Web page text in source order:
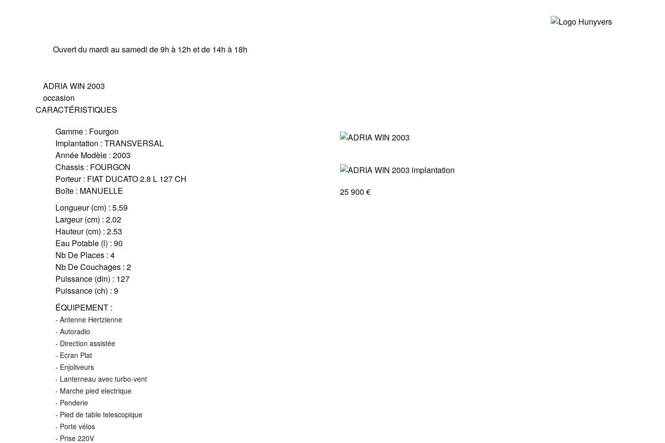
Ouvert du mardi au samedi de 9h à 12h et de 14h à 18h
ADRIA WIN 2003
occasion
CARACTÉRISTIQUES
Gamme : Fourgon
Implantation : TRANSVERSAL
Année Modèle : 2003
Chassis : FOURGON
Porteur : FIAT DUCATO 2.8 L 127 CH
Boîte : MANUELLE
Longueur (cm) : 5.59
Largeur (cm) : 2.02
Hauteur (cm) : 2.53
Eau Potable (l) : 90
Nb De Places : 4
Nb De Couchages : 2
Puissance (din) : 127
Puissance (ch) : 9
ÉQUIPEMENT :
- Antenne Hertzienne
- Autoradio
- Direction assistée
- Ecran Plat
- Enjoliveurs
- Lanterneau avec turbo-vent
- Marche pied electrique
- Penderie
- Pied de table telescopique
- Porte vélos
- Prise 220V
25 900 €